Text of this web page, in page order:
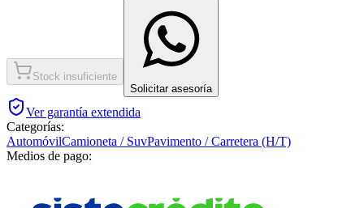
Stock insuficiente
Solicitar asesoría
Ver garantía extendida
Categorías:
AutomóvilCamioneta / SuvPavimento / Carretera (H/T)
Medios de pago: